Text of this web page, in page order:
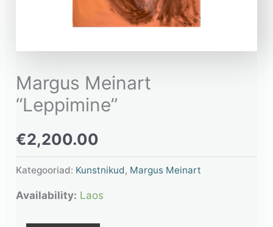
Margus Meinart
“Leppimine”
€2,200.00
Kategooriad: Kunstnikud, Margus Meinart
Availability: Laos